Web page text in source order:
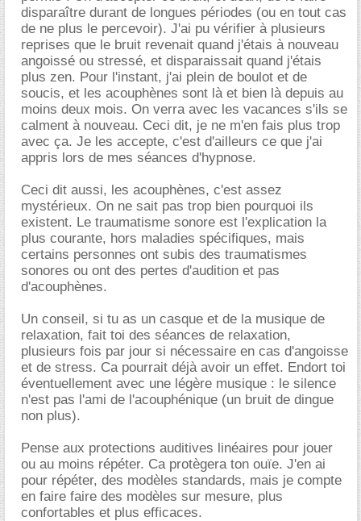
disparaître durant de longues périodes (ou en tout cas
de ne plus le percevoir). J'ai pu vérifier à plusieurs
reprises que le bruit revenait quand j'étais à nouveau
angoissé ou stressé, et disparaissait quand j'étais
plus zen. Pour l'instant, j'ai plein de boulot et de
soucis, et les acouphènes sont là et bien là depuis au
moins deux mois. On verra avec les vacances s'ils se
calment à nouveau. Ceci dit, je ne m'en fais plus trop
avec ça. Je les accepte, c'est d'ailleurs ce que j'ai
appris lors de mes séances d'hypnose.
Ceci dit aussi, les acouphènes, c'est assez
mystérieux. On ne sait pas trop bien pourquoi ils
existent. Le traumatisme sonore est l'explication la
plus courante, hors maladies spécifiques, mais
certains personnes ont subis des traumatismes
sonores ou ont des pertes d'audition et pas
d'acouphènes.
Un conseil, si tu as un casque et de la musique de
relaxation, fait toi des séances de relaxation,
plusieurs fois par jour si nécessaire en cas d'angoisse
et de stress. Ca pourrait déjà avoir un effet. Endort toi
éventuellement avec une légère musique : le silence
n'est pas l'ami de l'acouphénique (un bruit de dingue
non plus).
Pense aux protections auditives linéaires pour jouer
ou au moins répéter. Ca protègera ton ouïe. J'en ai
pour répéter, des modèles standards, mais je compte
en faire faire des modèles sur mesure, plus
confortables et plus efficaces.